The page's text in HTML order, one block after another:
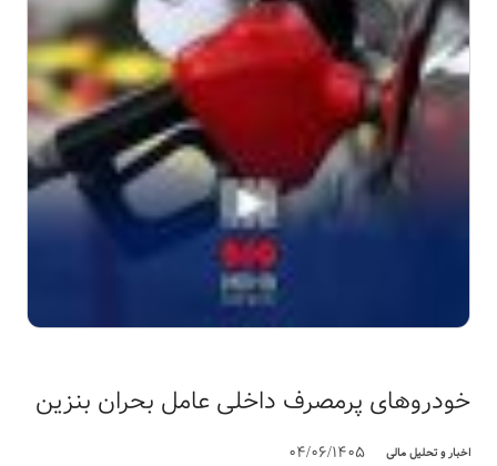
خودروهای پرمصرف داخلی عامل بحران بنزین
اخبار و تحلیل مالی 04/06/1405